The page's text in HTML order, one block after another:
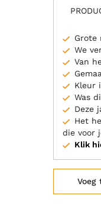
Grote
We
Van
Kleur
Was
Deze
Het
die voor
Klik
Voeg